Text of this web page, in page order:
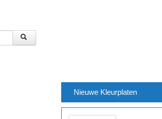
Nieuwe Kleurplaten